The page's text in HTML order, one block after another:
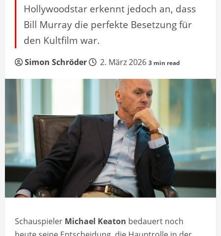
Hollywoodstar erkennt jedoch an, dass
Bill Murray die perfekte Besetzung für
den Kultfilm war.
Simon Schröder 2. März 2026 3 min read
Schauspieler Michael Keaton bedauert noch